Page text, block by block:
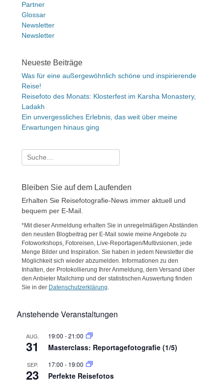
Partner
Glossar
Newsletter
Newsletter
Neueste Beiträge
Was für eine außergewöhnlich schöne und inspirierende
Reise!
Reisefoto des Monats: Klosterfest im Karsha Monastery,
Ladakh
Ein unvergessliches Erlebnis, das weit über meine
Erwartungen hinaus ging
Suche
nach:
Bleiben Sie auf dem Laufenden
Erhalten Sie Reisefotografie-News immer aktuell und
bequem per E-Mail.
*Mit dieser Anmeldung erhalten Sie in unregelmäßigen Abständen
den neusten Blogbeitrag per E-Mail sowie meine Angebote zu
Fotoworkshops, Fotoreisen, Live-Reportagen/Multivsionen, jede
Menge Bilder und Inspiration. Sie haben in jedem Newsletter die
Möglichkeit sich wieder abzumelden. Informationen zu den
Inhalten, der Protokollierung Ihrer Anmeldung, dem Versand über
den Anbieter Mailchimp und der statistischen Auswertung finden
Sie in der Datenschutzerklärung.
Anstehende Veranstaltungen
AUG.
31
19:00 -21:00
Masterclass: Reportagefotografie (1/5)
SEP.
23
17:00 - 19:00
Perfekte Reisefotos